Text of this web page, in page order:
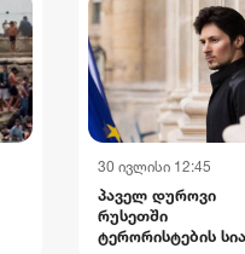
დაზიანებულია
ინფრასტრუქტურა
30 ივლისი 12:45
პაველ დუროვი
რუსეთში
ტერორისტების